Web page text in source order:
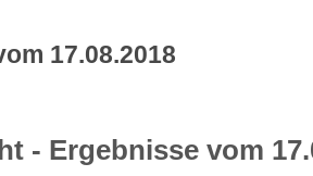
17.08.2018
- Ergebnisse vom